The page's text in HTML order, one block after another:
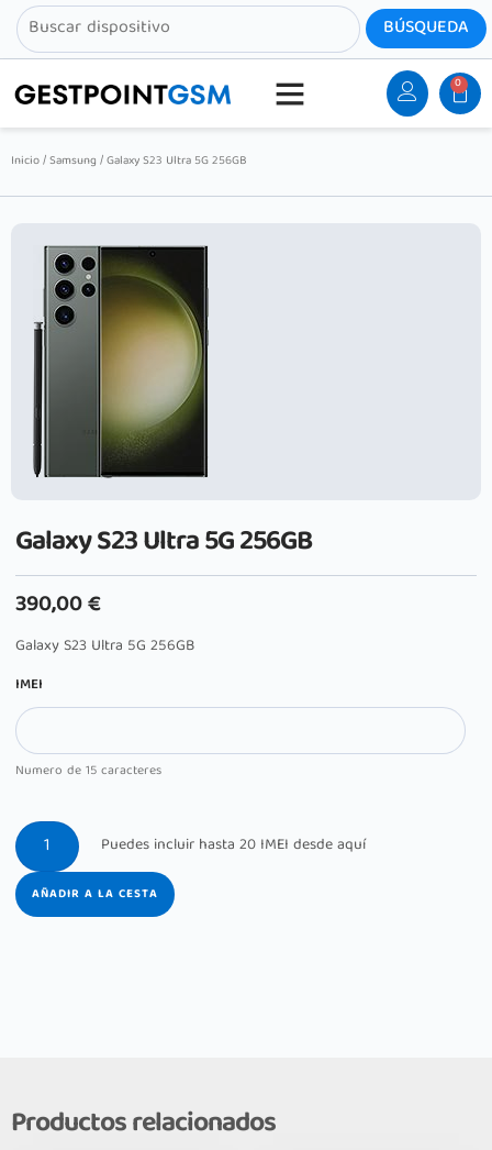
0
Inicio/Samsung / Galaxy S23 Ultra 5G 256GB
Galaxy S23 Ultra 5G 256GB
390,00€
Galaxy S23 Ultra 5G 256GB
IMEI
Numero de 15 caracteres
AÑADIR A LA CESTA
Productos relacionados